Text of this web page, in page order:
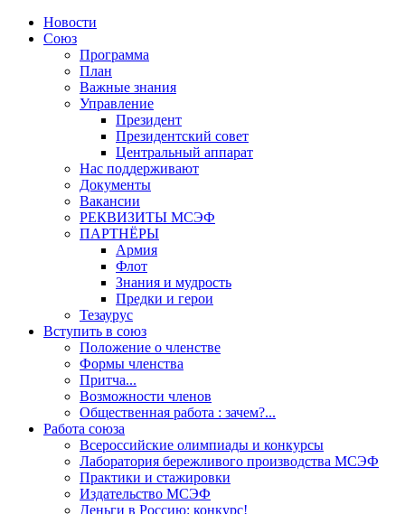
Новости
Союз
Программа
План
Важные знания
Управление
Президент
Президентский совет
Центральный аппарат
Нас поддерживают
Документы
Вакансии
РЕКВИЗИТЫ МСЭФ
ПАРТНЁРЫ
Армия
Флот
Знания и мудрость
Предки и герои
Тезаурус
Вступить в союз
Положение о членстве
Формы членства
Притча...
Возможности членов
Общественная работа : зачем?...
Работа союза
Всероссийские олимпиады и конкурсы
Лаборатория бережливого производства МСЭФ
Практики и стажировки
Издательство МСЭФ
Деньги в Россию: конкурс!